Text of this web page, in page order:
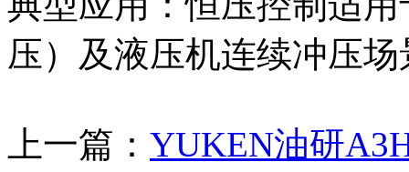
压）及液压机连续冲压
上一篇： YUKEN油研